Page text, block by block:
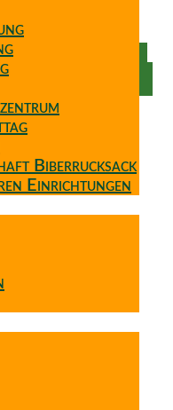
Biberrucksack
Einrichtungen